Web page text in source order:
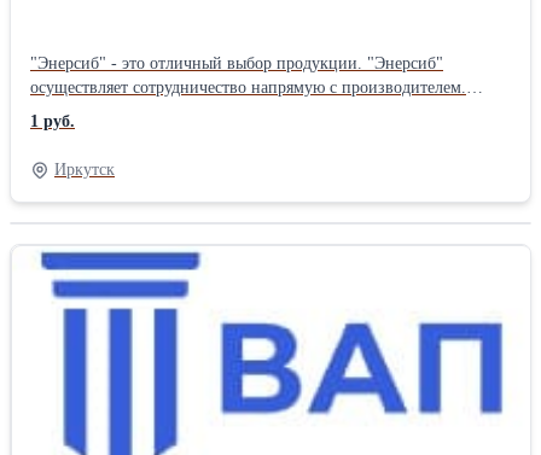
"Энерсиб" - это отличный выбор продукции. "Энерсиб"
осуществляет сотрудничество напрямую с производителем.
"Энерсиб" осуществляет отправку товаров по всей территории
РОССИИ.
1 руб.
Иркутск